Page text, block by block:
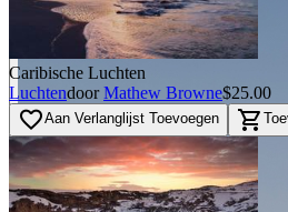
Caribische Luchten
Luchtendoor Mathew Browne$25.00
favorite_borderAan Verlanglijst Toevoegen shopping_cart